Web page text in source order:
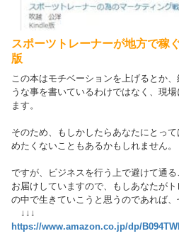
スポーツトレーナーが地方で稼
版
この本はモチベーションを上げるとか
うな事を書いているわけではなく、現
ます。
そのため、もしかしたらあなたにとっ
めたくないこともあるかもしれません。
ですが、ビジネスを行う上で避けて通
お届けしていますので、もしあなたが
の中で生きていこうと思うのであれば、
↓↓↓
https://www.amazon.co.jp/dp/